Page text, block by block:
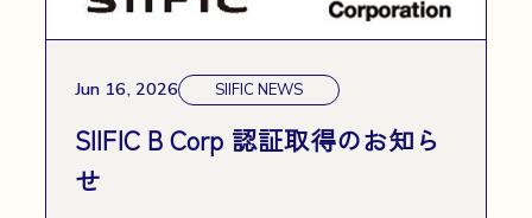
Jun 16, 2026 SIIFIC NEWS
SIIFIC B Corp 認証取得のお知ら
せ